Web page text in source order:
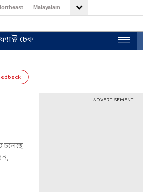
Malayalam
ফ্যাক্ট চেক
ADVERTISEMENT